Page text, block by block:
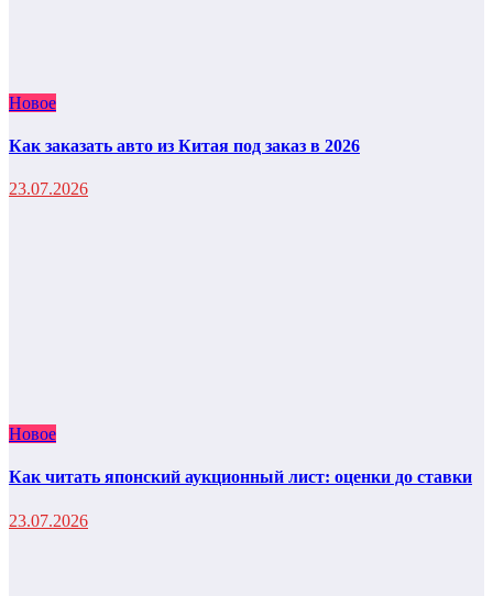
Новое
Как заказать авто из Китая под заказ в 2026
23.07.2026
Новое
Как читать японский аукционный лист: оценки до ставки
23.07.2026